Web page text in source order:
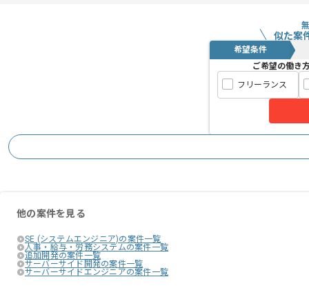
似た案
希望条件
ご希望の働き
フリーランス
他の案件を見る
SE (システムエンジニア)の案件一覧
人事・給与・労務システムの案件一覧
追加開発の案件一覧
サーバーサイド開発の案件一覧
サーバーサイドエンジニアの案件一覧